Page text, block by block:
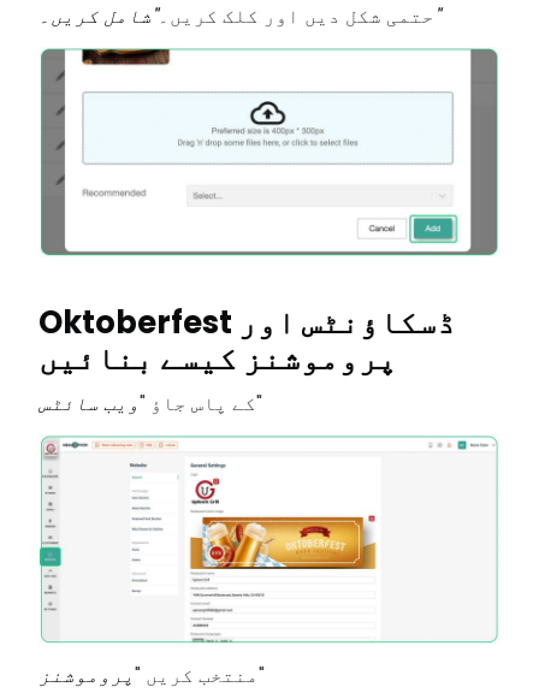
حتمی شکل دیں اور کلک کریں۔ "شامل کریں۔"
Oktoberfest ڈسکاؤنٹس اور
پروموشنز کیسے بنائیں
کے پاس جاؤ "ویب سائٹس "
منتخب کریں "پروموشنز "